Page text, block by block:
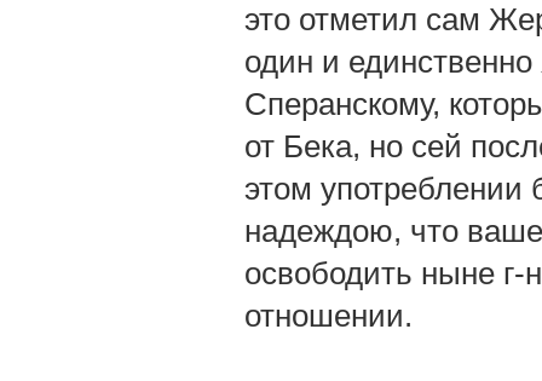
это отметил сам
один и единственно
Сперанскому,
от Бека, но сей
этом
надеждою, что
освободить ныне г-
отношении.